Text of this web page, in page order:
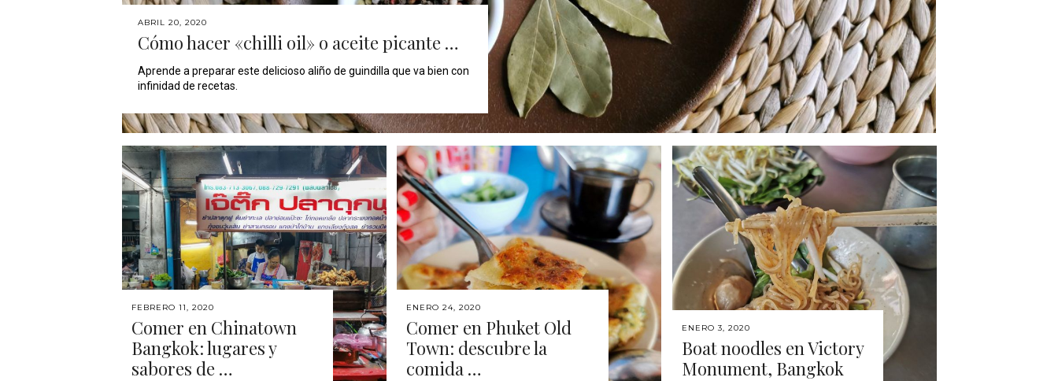
ABRIL 20, 2020
Cómo hacer «chilli oil» o aceite picante …
Aprende a preparar este delicioso aliño de guindilla que va bien con
infinidad de recetas.
FEBRERO 11, 2020
Comer en Chinatown
Bangkok: lugares y
sabores de …
ENERO 24, 2020
Comer en Phuket Old
Town: descubre la
comida …
ENERO 3, 2020
Boat noodles en Victory
Monument, Bangkok